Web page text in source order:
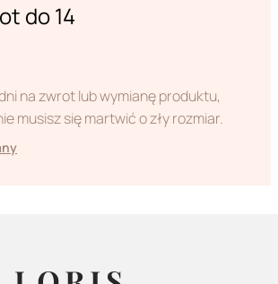
do 14
na zwrot lub wymianę produktu,
musisz się martwić o zły rozmiar.